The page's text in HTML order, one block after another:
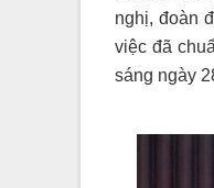
nghị, đoàn
việc đã
sáng ngày